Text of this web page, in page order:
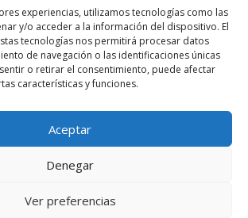
experiencias, utilizamos tecnologías como las
y/o acceder a la información del dispositivo. El
tecnologías nos permitirá procesar datos
de navegación o las identificaciones únicas
o retirar el consentimiento, puede afectar
características y funciones.
Aceptar
Denegar
Ver preferencias